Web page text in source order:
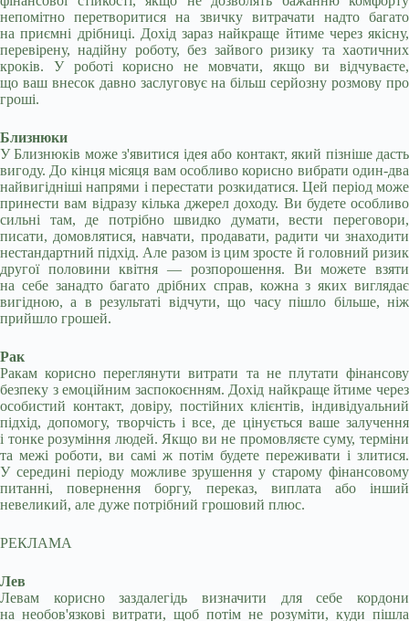
непомітно перетворитися на звичку витрачати надто багато
на приємні дрібниці. Дохід зараз найкраще йтиме через якісну,
перевірену, надійну роботу, без зайвого ризику та хаотичних
кроків. У роботі корисно не мовчати, якщо ви відчуваєте,
що ваш внесок давно заслуговує на більш серйозну розмову про
гроші.
Близнюки
У Близнюків може з'явитися ідея або контакт, який пізніше дасть
вигоду. До кінця місяця вам особливо корисно вибрати один-два
найвигідніші напрями і перестати розкидатися. Цей період може
принести вам відразу кілька джерел доходу. Ви будете особливо
сильні там, де потрібно швидко думати, вести переговори,
писати, домовлятися, навчати, продавати, радити чи знаходити
нестандартний підхід. Але разом із цим зросте й головний ризик
другої половини квітня — розпорошення. Ви можете взяти
на себе занадто багато дрібних справ, кожна з яких виглядає
вигідною, а в результаті відчути, що часу пішло більше, ніж
прийшло грошей.
Рак
Ракам корисно переглянути витрати та не плутати фінансову
безпеку з емоційним заспокоєнням. Дохід найкраще йтиме через
особистий контакт, довіру, постійних клієнтів, індивідуальний
підхід, допомогу, творчість і все, де цінується ваше залучення
і тонке розуміння людей. Якщо ви не промовляєте суму, терміни
та межі роботи, ви самі ж потім будете переживати і злитися.
У середині періоду можливе зрушення у старому фінансовому
питанні, повернення боргу, переказ, виплата або інший
невеликий, але дуже потрібний грошовий плюс.
РЕКЛАМА
Лев
Левам корисно заздалегідь визначити для себе кордони
на необов'язкові витрати, щоб потім не розуміти, куди пішла